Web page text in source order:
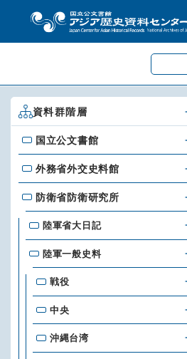
資料群階層
国立公文書館
国立公文書館
外務省外交史料館
外務省外交史料館
防衛省防衛研究所
防衛省防衛研究所
陸軍省大日記
陸軍一般史料
戦役
中央
沖縄台湾